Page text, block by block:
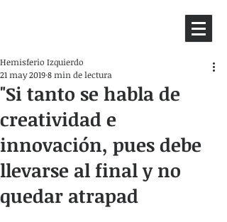
"Si tanto se habla de
creatividad e
innovación, pues debe
llevarse al final y no
quedar atrapad
Hemisferio Izquierdo
21 may 20198 min de lectura